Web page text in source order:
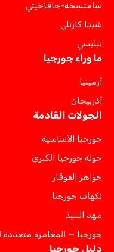
سامتسخه-جافاخيتي
شيدا كارتلي
تبليسي
ما وراء جورجيا
أرمينيا
أذربيجان
الجولات القادمة
جورجيا الأساسية
جولة جورجيا الكبرى
جواهر القوقاز
نكهات جورجيا
مهد النبيذ
جورجيا — المغامرة
دليل جورجيا